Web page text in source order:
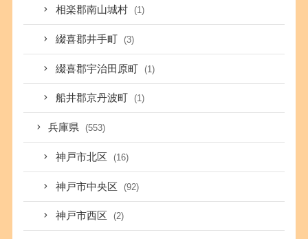
相楽郡南山城村 (1)
綴喜郡井手町 (3)
綴喜郡宇治田原町 (1)
船井郡京丹波町 (1)
兵庫県 (553)
神戸市北区 (16)
神戸市中央区 (92)
神戸市西区 (2)